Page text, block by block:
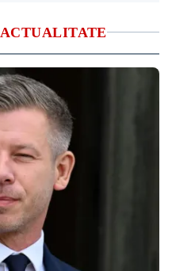
ACTUALITATE